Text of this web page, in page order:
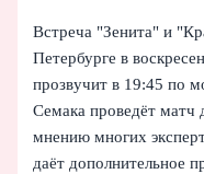
Встреча "Зенита" и
Петербурге в
прозвучит в 19:45 по
Семака проведёт матч
мнению многих
даёт дополнительное